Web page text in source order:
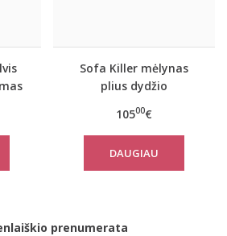
Sofa Killer mėlynas
plius dydžio
Stone
10500€
DAUGIAU
prenumerata